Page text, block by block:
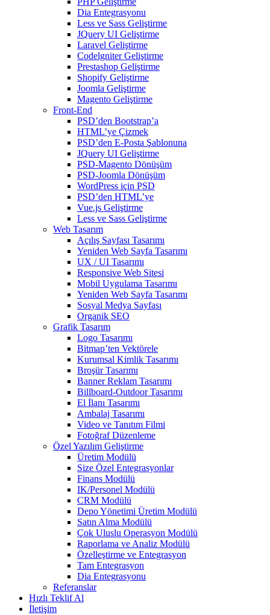
Dia Entegrasyonu
Less ve Sass Geliştirme
JQuery UI Geliştirme
Laravel Geliştirme
Codelgniter Geliştirme
Prestashop Geliştirme
Shopify Geliştirme
Joomla Geliştirme
Magento Geliştirme
Front-End
PSD’den Bootstrap’a
HTML’ye Çizmek
PSD’den E-Posta Şablonuna
JQuery UI Geliştirme
PSD-Magento Dönüşüm
PSD-Joomla Dönüşüm
WordPress için PSD
PSD’den HTML’ye
Vue.js Geliştirme
Less ve Sass Geliştirme
Web Tasarım
Açılış Sayfası Tasarımı
Yeniden Web Sayfa Tasarımı
UX / UI Tasarımı
Responsive Web Sitesi
Mobil Uygulama Tasarımı
Yeniden Web Sayfa Tasarımı
Sosyal Medya Sayfası
Organik SEO
Grafik Tasarım
Logo Tasarımı
Bitmap’ten Vektörele
Kurumsal Kimlik Tasarımı
Broşür Tasarımı
Banner Reklam Tasarımı
Billboard-Outdoor Tasarımı
El İlanı Tasarımı
Ambalaj Tasarımı
Video ve Tanıtım Filmi
Fotoğraf Düzenleme
Özel Yazılım Geliştirme
Üretim Modülü
Size Özel Entegrasyonlar
Finans Modülü
IK/Personel Modülü
CRM Modülü
Depo Yönetimi Üretim Modülü
Satın Alma Modülü
Çok Uluslu Operasyon Modülü
Raporlama ve Analiz Modülü
Özelleştirme ve Entegrasyon
Tam Entegrasyon
Dia Entegrasyonu
Referanslar
Hızlı Teklif Al
İletişim